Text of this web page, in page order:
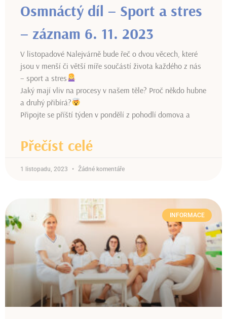
Osmnáctý díl – Sport a stres
– záznam 6. 11. 2023
V listopadové Nalejvárně bude řeč o dvou věcech, které
jsou v menší či větší míře součástí života každého z nás
– sport a stres
Jaký mají vliv na procesy v našem těle? Proč někdo hubne
a druhý přibírá?
Připojte se příští týden v pondělí z pohodlí domova a
Přečíst celé
1 listopadu, 2023 Žádné komentáře
INFORMACE